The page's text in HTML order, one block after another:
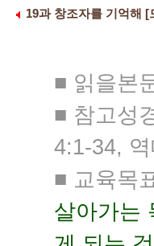
19과 창조자를 기억해 [
■ 읽을본
■ 참고성
4:1-34,
■ 교육목
살아가는